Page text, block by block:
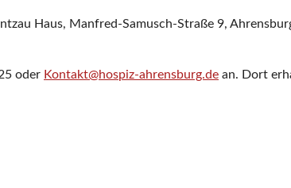
Haus, Manfred-Samusch-Straße 9,
oder Kontakt@hospiz-ahrensburg.de an. Dort